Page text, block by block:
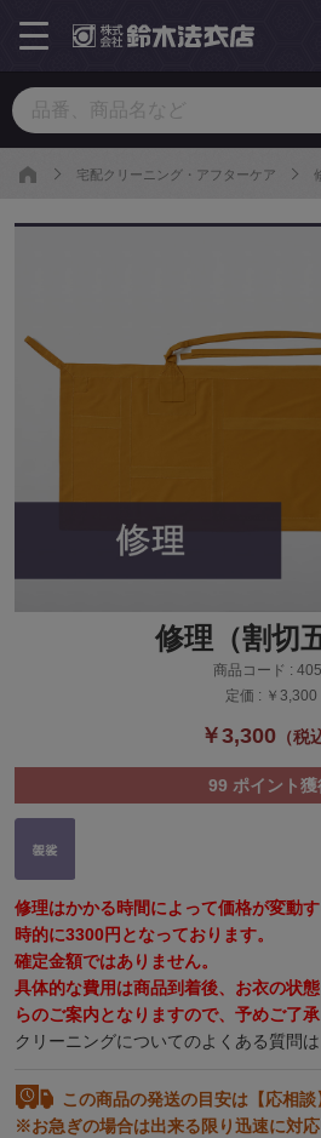
toggle
navigation
宅配クリーニング・アフターケア
修理（割切
商品コード :
定価 : ￥3,300
￥3,300（税
99 ポイント獲
修理はかかる時間によって価格が変動
時的に3300円となっております。
確定金額ではありません。
具体的な費用は商品到着後、お衣の状
らのご案内となりますので、予めご了承
クリーニングについてのよくある質問
この商品の発送の目安は【応相談
※お急ぎの場合は出来る限り迅速に対